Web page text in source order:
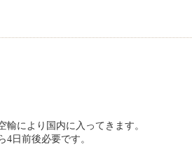
輸入養殖サーモン。
、空輸により国内に入ってきます。
日前後必要です。